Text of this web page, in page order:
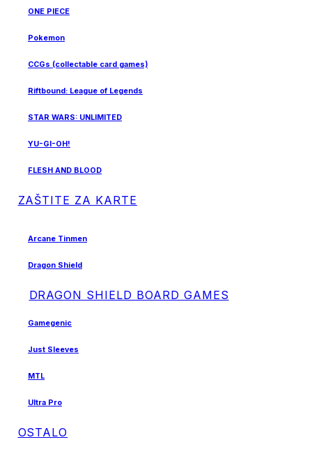
ONE PIECE
Pokemon
CCGs (collectable card games)
Riftbound: League of Legends
STAR WARS: UNLIMITED
YU-GI-OH!
FLESH AND BLOOD
ZAŠTITE ZA KARTE
Arcane Tinmen
Dragon Shield
DRAGON SHIELD BOARD GAMES
Gamegenic
Just Sleeves
MTL
Ultra Pro
OSTALO